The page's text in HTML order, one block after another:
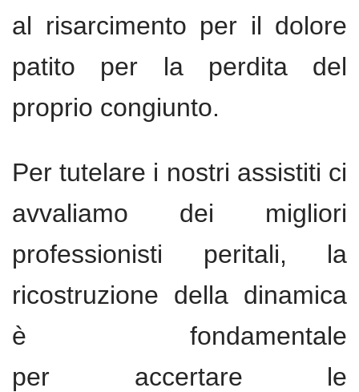
al risarcimento per il dolore
patito per la perdita del
proprio congiunto.
Per tutelare i nostri assistiti ci
avvaliamo dei migliori
professionisti peritali, la
ricostruzione della dinamica
è fondamentale
per accertare le